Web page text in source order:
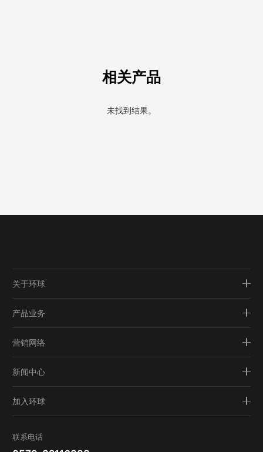
相关产品
未找到结果。
关于环球
产品业务
营销网络
新闻中心
加入环球
联系电话